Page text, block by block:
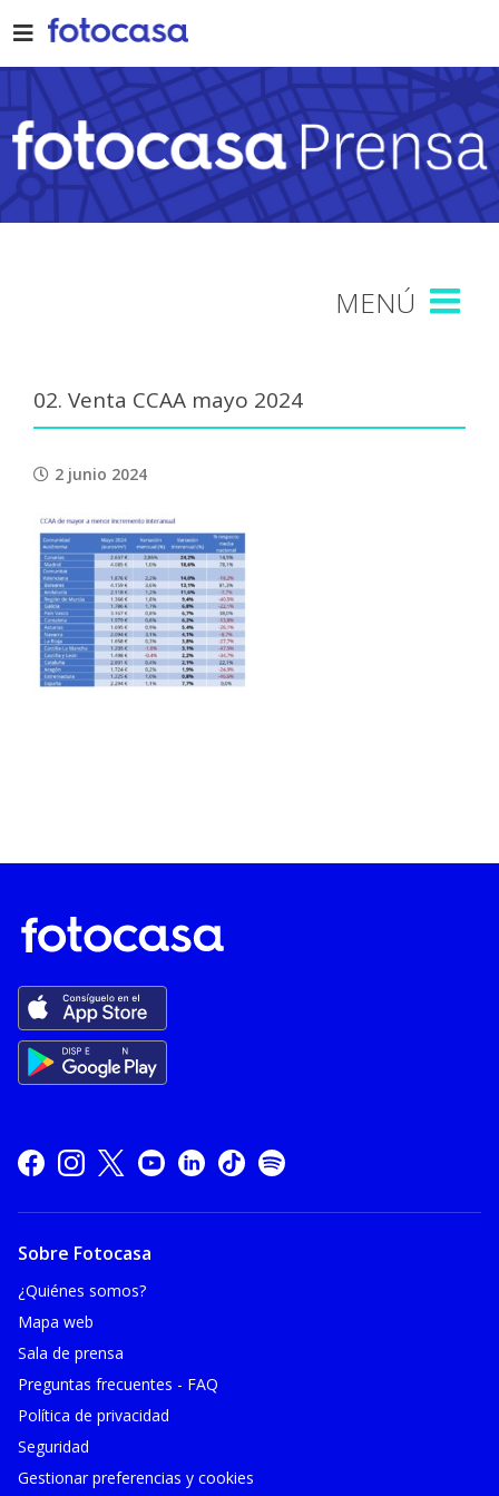
to
content
02. Venta CCAA mayo 2024
2 junio 2024
Sobre Fotocasa
¿Quiénes somos?
Mapa web
Sala de prensa
Preguntas frecuentes - FAQ
Política de privacidad
Seguridad
Gestionar preferencias y cookies